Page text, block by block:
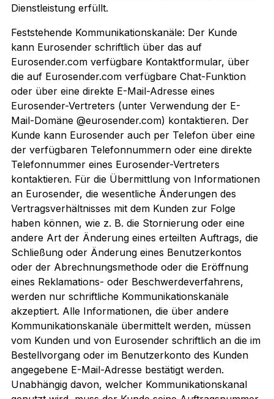
Dienstleistung erfüllt.
Feststehende Kommunikationskanäle: Der Kunde
kann Eurosender schriftlich über das auf
Eurosender.com verfügbare Kontaktformular, über
die auf Eurosender.com verfügbare Chat-Funktion
oder über eine direkte E-Mail-Adresse eines
Eurosender-Vertreters (unter Verwendung der E-
Mail-Domäne @eurosender.com) kontaktieren. Der
Kunde kann Eurosender auch per Telefon über eine
der verfügbaren Telefonnummern oder eine direkte
Telefonnummer eines Eurosender-Vertreters
kontaktieren. Für die Übermittlung von Informationen
an Eurosender, die wesentliche Änderungen des
Vertragsverhältnisses mit dem Kunden zur Folge
haben können, wie z. B. die Stornierung oder eine
andere Art der Änderung eines erteilten Auftrags, die
Schließung oder Änderung eines Benutzerkontos
oder der Abrechnungsmethode oder die Eröffnung
eines Reklamations- oder Beschwerdeverfahrens,
werden nur schriftliche Kommunikationskanäle
akzeptiert. Alle Informationen, die über andere
Kommunikationskanäle übermittelt werden, müssen
vom Kunden und von Eurosender schriftlich an die im
Bestellvorgang oder im Benutzerkonto des Kunden
angegebene E-Mail-Adresse bestätigt werden.
Unabhängig davon, welcher Kommunikationskanal